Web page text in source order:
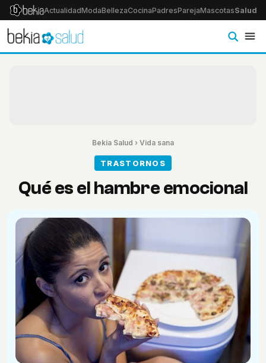
ActualidadModaBellezaCocinaPadresParejaMascotasSalud
Bekia Salud › Vida sana
TRASTORNOS
Qué es el hambre emocional